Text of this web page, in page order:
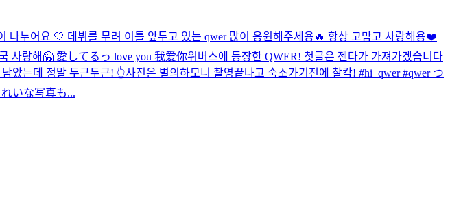
누어요 🤍 데뷔를 무려 이틀 앞두고 있는 qwer 많이 응원해주세용🔥 항상 고맙고 사랑해용❤️
사랑해🤗 愛してるっ love you 我爱你위버스에 등장한 QWER! 첫글은 젠타가 가져가겠습니다
는데 정말 두근두근! 👆사진은 별의하모니 촬영끝나고 숙소가기전에 찰칵! #hi_qwer #qwer つ
いな写真も...